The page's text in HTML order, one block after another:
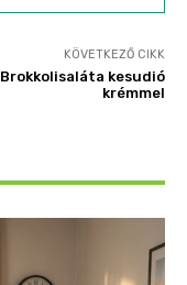
KÖVETKEZŐ CIKK
Brokkolisaláta kesudió
krémmel